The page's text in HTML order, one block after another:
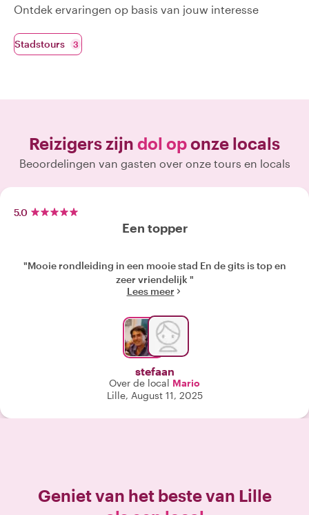
Ontdek ervaringen op basis van jouw interesse
Stadstours 3
Reizigers zijn dol oponze locals
Beoordelingen van gasten over onze tours en locals
5.0
Een topper
"Mooie rondleiding in een mooie stad En de gits is top en
zeer vriendelijk "
Lees meer
stefaan
Over de local Mario
Lille, August 11, 2025
Geniet van het beste van Lille